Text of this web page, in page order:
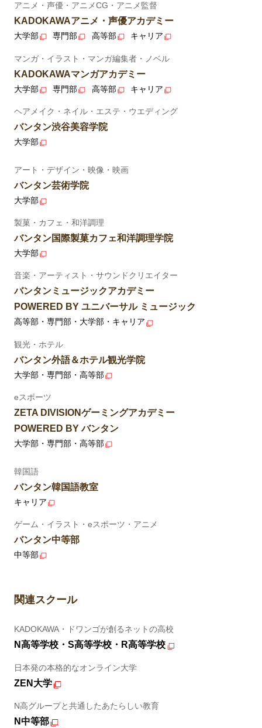
アニメ・声優・アニメCG・アニメ監督
KADOKAWAアニメ・声優アカデミー
大学部 専門部 高等部 キャリア
マンガ・イラスト・マンガ編集者・ノベル
KADOKAWAマンガアカデミー
大学部 専門部 高等部 キャリア
ヘアメイク・ネイル・エステ・ウエディング
バンタン渋谷美容学院
大学部
アート・デザイン・映像・映画
バンタン芸術学院
大学部
製菓・カフェ・和洋調理
バンタン国際製菓カフェ和洋調理学院
大学部
音楽・アーティスト・サウンドクリエイター
バンタンミュージックアカデミー
POWERED BY ユニバーサル ミュージック
高等部・専門部・大学部・キャリア
観光・ホテル
バンタン外語＆ホテル観光学院
大学部・専門部・高等部
eスポーツ
ZETA DIVISIONゲーミングアカデミー
POWERED BY バンタン
大学部・専門部・高等部
韓国語
バンタン韓国語教室
キャリア
ゲーム・イラスト・eスポーツ・アニメ
バンタン中等部
中等部
関連スクール
KADOKAWA・ドワンゴが創るネットの高校
N高等学校・S高等学校・R高等学校
日本発の本格的なオンライン大学
ZEN大学
N高グループと共通したあたらしい教育
N中等部